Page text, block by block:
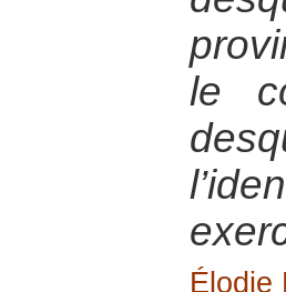
le
Élodie